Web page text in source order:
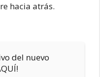
hacia atrás.
del nuevo